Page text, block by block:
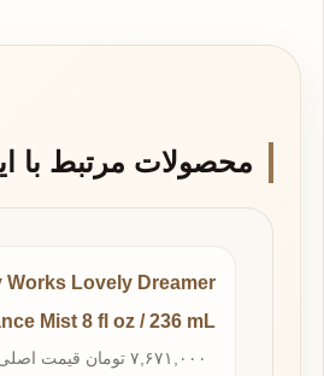
محصولات مرتبط با
Works Lovely Dreamer
Mist 8 fl oz / 236 mL
۷,۶۷۱,۰۰۰ تومان قیمت